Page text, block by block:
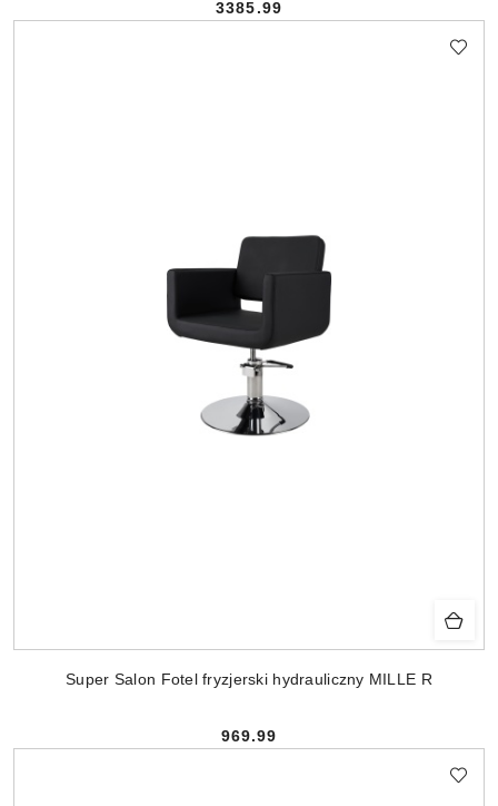
Cena:
3385.99
Super Salon Fotel fryzjerski hydrauliczny MILLE R
Cena:
969.99